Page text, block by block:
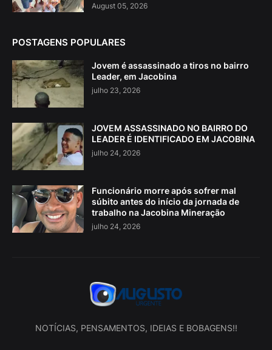
August 05, 2026
POSTAGENS POPULARES
Jovem é assassinado a tiros no bairro
Leader, em Jacobina
julho 23, 2026
JOVEM ASSASSINADO NO BAIRRO DO
LEADER É IDENTIFICADO EM JACOBINA
julho 24, 2026
Funcionário morre após sofrer mal
súbito antes do início da jornada de
trabalho na Jacobina Mineração
julho 24, 2026
NOTÍCIAS, PENSAMENTOS, IDEIAS E BOBAGENS!!